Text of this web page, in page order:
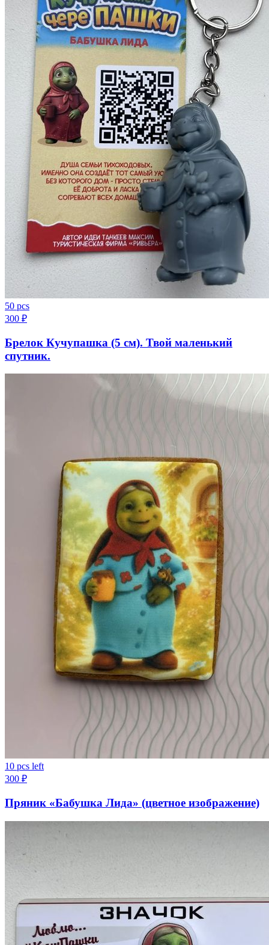
50 pcs
300 ₽
Брелок Кучупашка (5 см). Твой маленький
спутник.
10 pcs left
300 ₽
Пряник «Бабушка Лида» (цветное изображение)